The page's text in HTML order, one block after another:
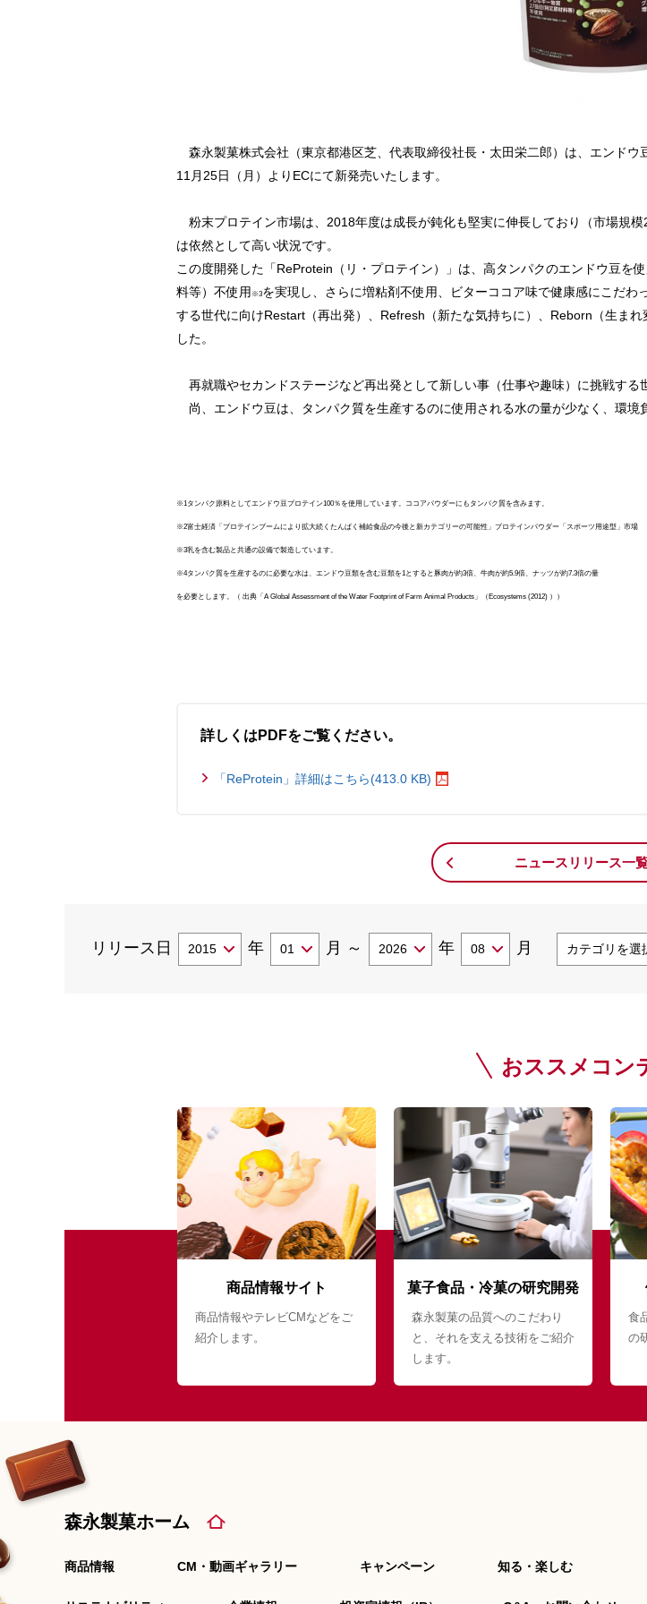
森永製菓株式会社（東京都港区芝、代表取締役社長・太田栄二郎）は、エンドウ
11月25日（月）よりECにて新発売いたします。
粉末プロテイン市場は、2018年度は成長が鈍化も堅実に伸長しており（市場規
は依然として高い状況です。
この度開発した「ReProtein（リ・プロテイン）」は、高タンパクのエンドウ豆を
料等）不使用 ※3を実現し、さらに増粘剤不使用、ビターココア味で健康感にこだ
する世代に向けRestart（再出発）、Refresh（新たな気持ちに）、Reborn（生ま
した。
再就職やセカンドステージなど再出発として新しい事（仕事や趣味）に挑戦する
尚、エンドウ豆は、タンパク質を生産するのに使用される水の量が少なく、環
※1タンパク原料としてエンドウ豆プロテイン100％を使用しています。ココアパウダーにもタンパク質を含みます。
※2富士経済「プロテインブームにより拡大続くたんぱく補給食品の今後と新カテゴリーの可能性」プロテインパウダー「スポーツ用途型」市場
※3乳を含む製品と共通の設備で製造しています。
※4タンパク質を生産するのに必要な水は、エンドウ豆類を含む豆類を1とすると豚肉が約3倍、牛肉が約5.9倍、ナッツが約7.3倍の量
を必要とします。（ 出典「A Global Assessment of the Water Footprint of Farm Animal Products」（Ecosystems (2012) ））
詳しくはPDFをご覧ください。
「ReProtein」詳細はこちら(413.0 KB)
ニュースリリース一
リリース日 年 月 ～ 年 月
おススメコン
商品情報サイト
商品情報やテレビCMなどをご
紹介します。
菓子食品・冷菓の研究開発
森永製菓の品質へのこだわり
と、それを支える技術をご紹介
します。
食
の
森永製菓ホーム
商品情報 CM・動画ギャラリー キャンペーン 知る・楽しむ